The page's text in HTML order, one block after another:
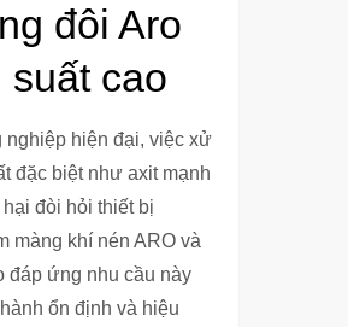
đôi Aro
suất cao
nghiệp hiện đại, việc xử
đặc biệt như axit mạnh
đòi hỏi thiết bị
màng khí nén ARO và
đáp ứng nhu cầu này
ổn định và hiệu